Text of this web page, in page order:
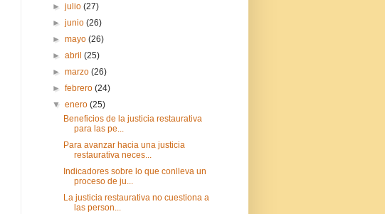
►julio(27)
►junio(26)
►mayo(26)
►abril(25)
►marzo(26)
►febrero(24)
▼enero(25)
Beneficios de la justicia restaurativa
para las pe...
Para avanzar hacia una justicia
restaurativa neces...
Indicadores sobre lo que conlleva un
proceso de ju...
La justicia restaurativa no cuestiona a
las person...